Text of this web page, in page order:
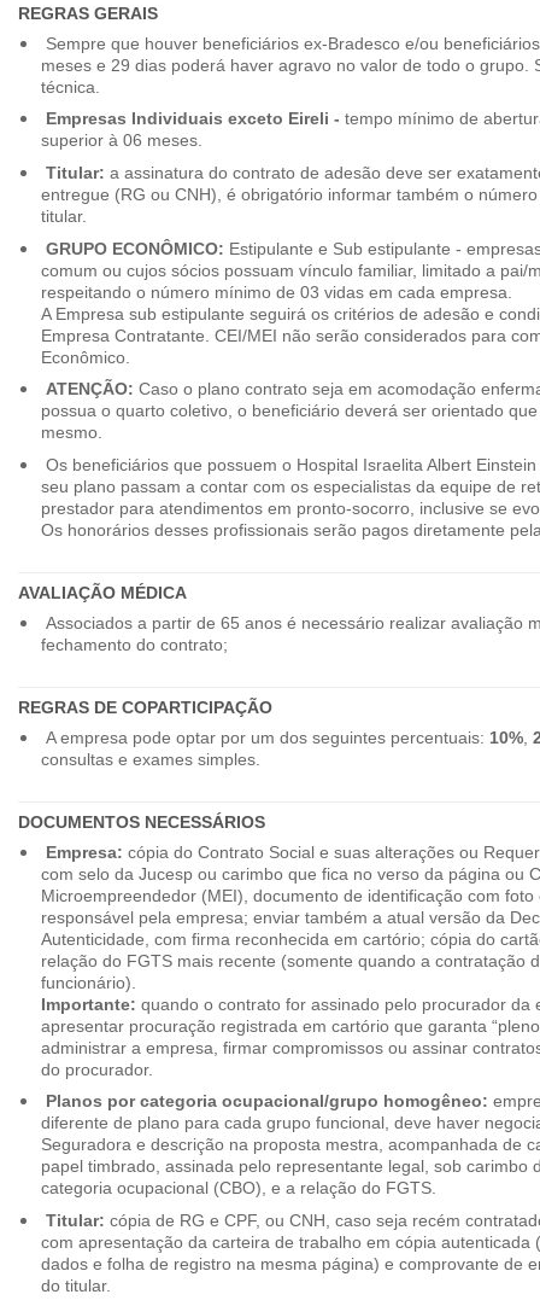
REGRAS GERAIS
Sempre que houver beneficiários ex-Bradesco e/ou
meses e 29 dias poderá haver agravo no valor de todo o grupo.
técnica.
Empresas Individuais exceto Eireli - tempo mínimo de
superior à 06 meses.
Titular: a assinatura do contrato de adesão deve ser
entregue (RG ou CNH), é obrigatório informar também o
titular.
GRUPO ECONÔMICO: Estipulante e Sub estipulante -
comum ou cujos sócios possuam vínculo familiar, limitado a pai/
respeitando o número mínimo de 03 vidas em cada empresa.
A Empresa sub estipulante seguirá os critérios de adesão e
Empresa Contratante. CEI/MEI não serão considerados para
Econômico.
ATENÇÃO: Caso o plano contrato seja em acomodação
possua o quarto coletivo, o beneficiário deverá ser orientado
mesmo.
Os beneficiários que possuem o Hospital Israelita Albert
seu plano passam a contar com os especialistas da equipe de
prestador para atendimentos em pronto-socorro, inclusive se
Os honorários desses profissionais serão pagos diretamente
AVALIAÇÃO MÉDICA
Associados a partir de 65 anos é necessário realizar avaliação
fechamento do contrato;
REGRAS DE COPARTICIPAÇÃO
A empresa pode optar por um dos seguintes percentuais: 10%,
consultas e exames simples.
DOCUMENTOS NECESSÁRIOS
Empresa: cópia do Contrato Social e suas alterações ou
com selo da Jucesp ou carimbo que fica no verso da página ou
Microempreendedor (MEI), documento de identificação com foto
responsável pela empresa; enviar também a atual versão da
Autenticidade, com firma reconhecida em cartório; cópia do
relação do FGTS mais recente (somente quando a contratação
funcionário).
Importante: quando o contrato for assinado pelo procurador da
apresentar procuração registrada em cartório que garanta
administrar a empresa, firmar compromissos ou assinar
do procurador.
Planos por categoria ocupacional/grupo homogêneo:
diferente de plano para cada grupo funcional, deve haver
Seguradora e descrição na proposta mestra, acompanhada de
papel timbrado, assinada pelo representante legal, sob carimbo
categoria ocupacional (CBO), e a relação do FGTS.
Titular: cópia de RG e CPF, ou CNH, caso seja recém
com apresentação da carteira de trabalho em cópia autenticada
dados e folha de registro na mesma página) e comprovante de
do titular.